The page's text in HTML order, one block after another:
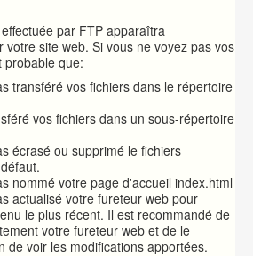
par FTP apparaîtra
votre site web. Si vous ne voyez pas vos
probable que:
transféré vos fichiers dans le répertoire
vos fichiers dans un sous-répertoire
écrasé ou supprimé le fichiers
nommé votre page d'accueil index.html
actualisé votre fureteur web pour
le plus récent. Il est recommandé de
votre fureteur web et de le
de voir les modifications apportées.